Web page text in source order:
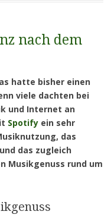
nach dem
hatte bisher einen
viele dachten bei
und Internet an
Spotifyein sehr
das
das zugleich
Musikgenuss rund um